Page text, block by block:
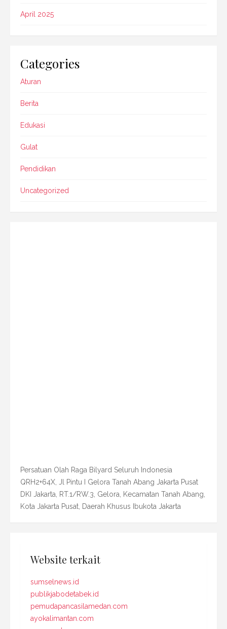
April 2025
Categories
Aturan
Berita
Edukasi
Gulat
Pendidikan
Uncategorized
Persatuan Olah Raga Bilyard Seluruh Indonesia
QRH2+64X, Jl Pintu I Gelora Tanah Abang Jakarta Pusat
DKI Jakarta, RT.1/RW.3, Gelora, Kecamatan Tanah Abang,
Kota Jakarta Pusat, Daerah Khusus Ibukota Jakarta
Website terkait
sumselnews.id
publikjabodetabek.id
pemudapancasilamedan.com
ayokalimantan.com